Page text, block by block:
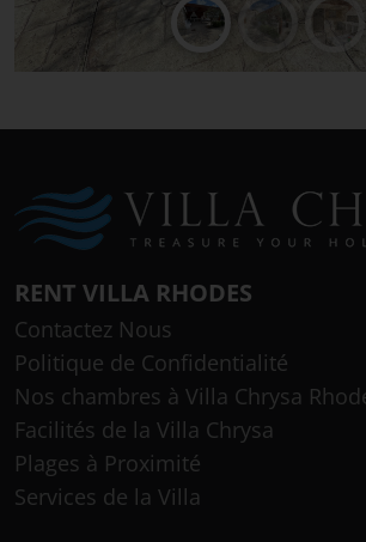
RENT VILLA RHODES
Contactez Nous
Politique de Confidentialité
Nos chambres à Villa Chrysa
Facilités de la Villa Chrysa
Plages à Proximité
Services de la Villa